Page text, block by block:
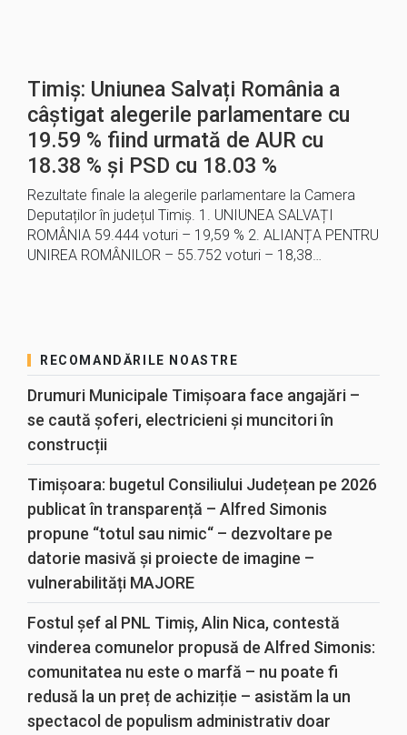
Timiș: Uniunea Salvați România a
câștigat alegerile parlamentare cu
19.59 % fiind urmată de AUR cu
18.38 % și PSD cu 18.03 %
Rezultate finale la alegerile parlamentare la Camera
Deputaților în județul Timiș. 1. UNIUNEA SALVAȚI
ROMÂNIA 59.444 voturi – 19,59 % 2. ALIANȚA PENTRU
UNIREA ROMÂNILOR – 55.752 voturi – 18,38…
RECOMANDĂRILE NOASTRE
Drumuri Municipale Timișoara face angajări –
se caută șoferi, electricieni și muncitori în
construcții
Timișoara: bugetul Consiliului Județean pe 2026
publicat în transparență – Alfred Simonis
propune “totul sau nimic“ – dezvoltare pe
datorie masivă și proiecte de imagine –
vulnerabilități MAJORE
Fostul șef al PNL Timiș, Alin Nica, contestă
vinderea comunelor propusă de Alfred Simonis:
comunitatea nu este o marfă – nu poate fi
redusă la un preț de achiziție – asistăm la un
spectacol de populism administrativ doar